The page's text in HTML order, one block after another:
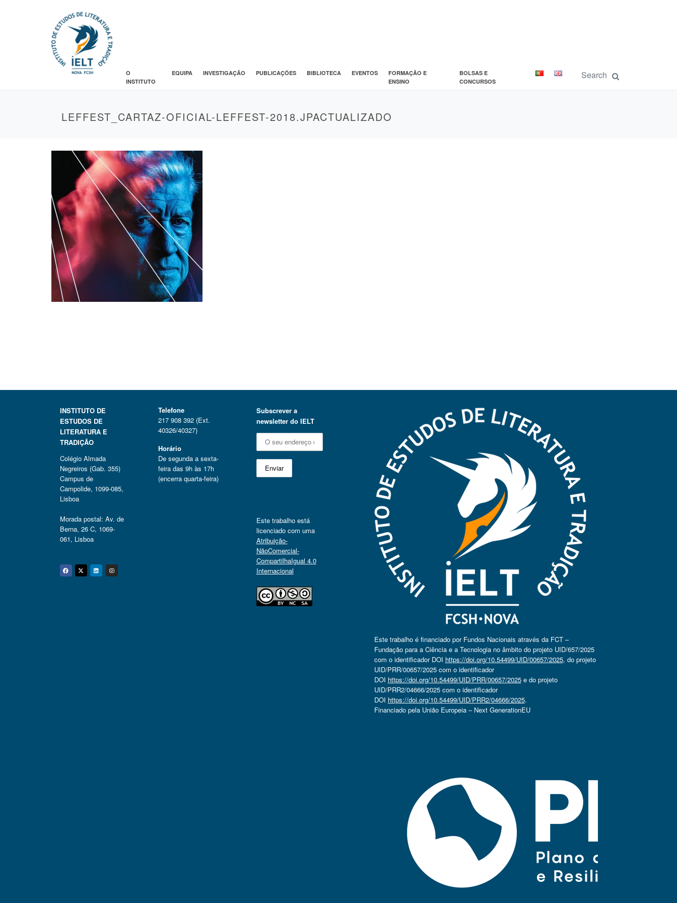
O
INSTITUTO
EQUIPA INVESTIGAÇÃO PUBLICAÇÕES BIBLIOTECA EVENTOS
FORMAÇÃO E
ENSINO
BOLSAS E
CONCURSOS
LEFFEST_CARTAZ-OFICIAL-LEFFEST-2018.JPACTUALIZADO
INSTITUTO DE
ESTUDOS DE
LITERATURA E
TRADIÇÃO
Colégio Almada
Negreiros (Gab. 355)
Campus de
Campolide, 1099-085,
Lisboa
Morada postal: Av. de
Berna, 26 C, 1069-
061, Lisboa
Facebook
Twitter
Linkedin
Instagram
Telefone
217 908 392 (Ext.
40326/40327)
Horário
De segunda a sexta-
feira das 9h às 17h
(encerra quarta-feira)
Subscrever a
newsletter do IELT
Este trabalho está
licenciado com uma
Atribuição-
NãoComercial-
CompartilhaIgual 4.0
Internacional
Este trabalho é financiado por Fundos Nacionais através da FCT –
Fundação para a Ciência e a Tecnologia no âmbito do projeto UID/657/2025
com o identificador DOI https://doi.org/10.54499/UID/00657/2025, do projeto
UID/PRR/00657/2025 com o identificador
DOI https://doi.org/10.54499/UID/PRR/00657/2025e do projeto
UID/PRR2/04666/2025 com o identificador
DOI https://doi.org/10.54499/UID/PRR2/04666/2025.
Financiado pela União Europeia – Next GenerationEU